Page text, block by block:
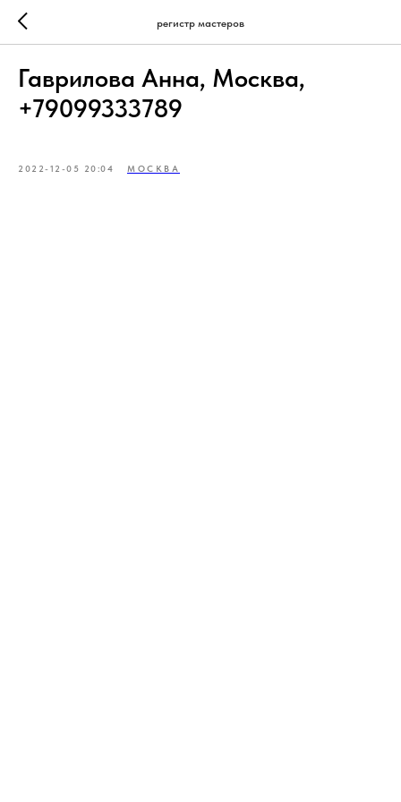
регистр мастеров
Гаврилова Анна, Москва,
+79099333789
2022-12-05 20:04 МОСКВА